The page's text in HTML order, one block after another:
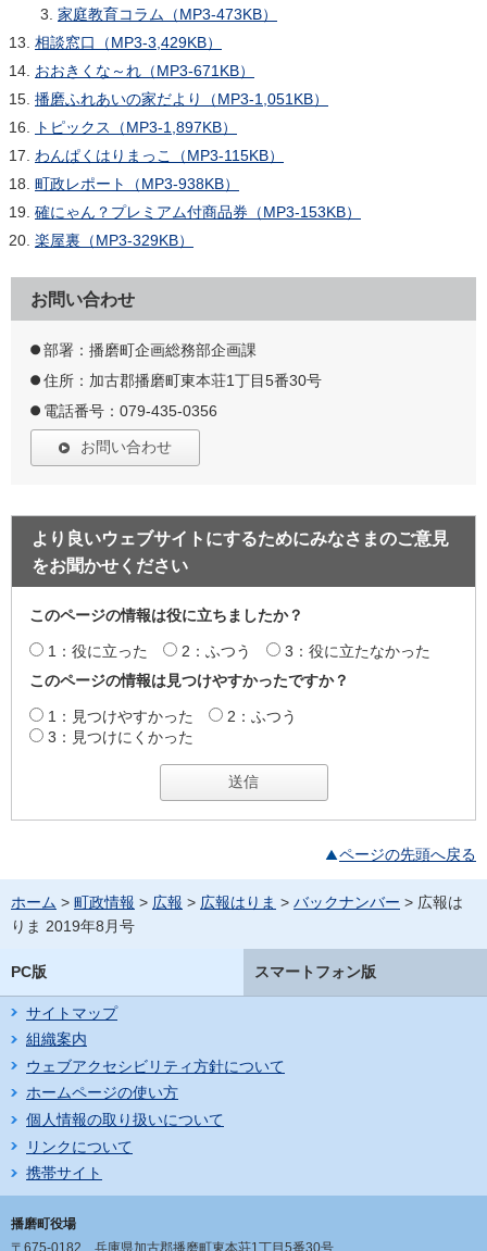
家庭教育コラム（MP3-473KB）
相談窓口（MP3-3,429KB）
おおきくな～れ（MP3-671KB）
播磨ふれあいの家だより（MP3-1,051KB）
トピックス（MP3-1,897KB）
わんぱくはりまっこ（MP3-115KB）
町政レポート（MP3-938KB）
確にゃん？プレミアム付商品券（MP3-153KB）
楽屋裏（MP3-329KB）
お問い合わせ
部署：播磨町企画総務部企画課
住所：加古郡播磨町東本荘1丁目5番30号
電話番号：079-435-0356
お問い合わせ
より良いウェブサイトにするためにみなさまのご意見
をお聞かせください
このページの情報は役に立ちましたか？
1：役に立った 2：ふつう
3：役に立たなかった
このページの情報は見つけやすかったですか？
1：見つけやすかった
2：ふつう
3：見つけにくかった
ページの先頭へ戻る
ホーム > 町政情報 > 広報 > 広報はりま > バックナンバー > 広報は
りま 2019年8月号
PC版 スマートフォン版
サイトマップ
組織案内
ウェブアクセシビリティ方針について
ホームページの使い方
個人情報の取り扱いについて
リンクについて
携帯サイト
播磨町役場
〒675-0182 兵庫県加古郡播磨町東本荘1丁目5番30号